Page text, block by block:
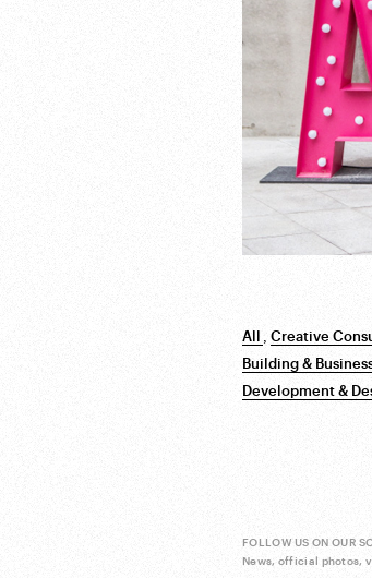
All , Creative
Building &
Development &
FOLLOW US ON OUR
News, official photos,